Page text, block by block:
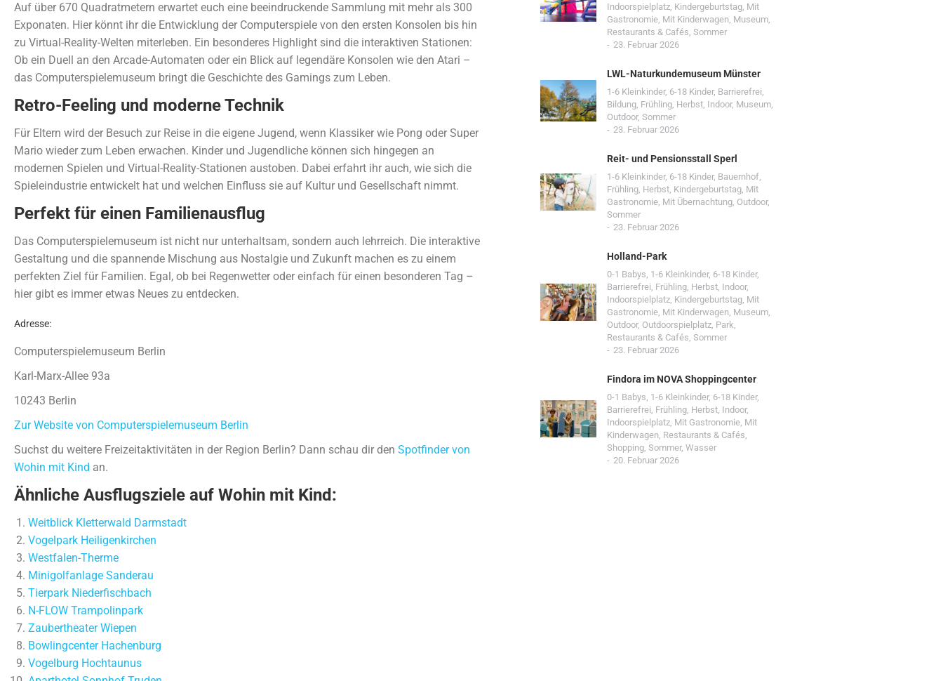
Auf über 670 Quadratmetern erwartet euch eine beeindruckende Sammlung mit mehr als 300
Exponaten. Hier könnt ihr die Entwicklung der Computerspiele von den ersten Konsolen bis hin
zu Virtual-Reality-Welten miterleben. Ein besonderes Highlight sind die interaktiven Stationen:
Ob ein Duell an den Arcade-Automaten oder ein Blick auf legendäre Konsolen wie den Atari –
das Computerspielemuseum bringt die Geschichte des Gamings zum Leben.
Retro-Feeling und moderne Technik
Für Eltern wird der Besuch zur Reise in die eigene Jugend, wenn Klassiker wie Pong oder Super
Mario wieder zum Leben erwachen. Kinder und Jugendliche können sich hingegen an
modernen Spielen und Virtual-Reality-Stationen austoben. Dabei erfahrt ihr auch, wie sich die
Spieleindustrie entwickelt hat und welchen Einfluss sie auf Kultur und Gesellschaft nimmt.
Perfekt für einen Familienausflug
Das Computerspielemuseum ist nicht nur unterhaltsam, sondern auch lehrreich. Die interaktive
Gestaltung und die spannende Mischung aus Nostalgie und Zukunft machen es zu einem
perfekten Ziel für Familien. Egal, ob bei Regenwetter oder einfach für einen besonderen Tag –
hier gibt es immer etwas Neues zu entdecken.
Adresse:
Computerspielemuseum Berlin
Karl-Marx-Allee 93a
10243 Berlin
Zur Website von Computerspielemuseum Berlin
Suchst du weitere Freizeitaktivitäten in der Region Berlin? Dann schau dir den Spotfinder von
Wohin mit Kind an.
Ähnliche Ausflugsziele auf Wohin mit Kind:
Weitblick Kletterwald Darmstadt
Vogelpark Heiligenkirchen
Westfalen-Therme
Minigolfanlage Sanderau
Tierpark Niederfischbach
N-FLOW Trampolinpark
Zaubertheater Wiepen
Bowlingcenter Hachenburg
Vogelburg Hochtaunus
Indoorspielplatz, Kindergeburtstag, Mit
Gastronomie, Mit Kinderwagen, Museum,
Restaurants & Cafés, Sommer
23. Februar 2026
LWL-Naturkundemuseum Münster
1-6 Kleinkinder, 6-18 Kinder, Barrierefrei,
Bildung, Frühling, Herbst, Indoor, Museum,
Outdoor, Sommer
23. Februar 2026
Reit- und Pensionsstall Sperl
1-6 Kleinkinder, 6-18 Kinder, Bauernhof,
Frühling, Herbst, Kindergeburtstag, Mit
Gastronomie, Mit Übernachtung, Outdoor,
Sommer
23. Februar 2026
Holland-Park
0-1 Babys, 1-6 Kleinkinder, 6-18 Kinder,
Barrierefrei, Frühling, Herbst, Indoor,
Indoorspielplatz, Kindergeburtstag, Mit
Gastronomie, Mit Kinderwagen, Museum,
Outdoor, Outdoorspielplatz, Park,
Restaurants & Cafés, Sommer
23. Februar 2026
Findora im NOVA Shoppingcenter
0-1 Babys, 1-6 Kleinkinder, 6-18 Kinder,
Barrierefrei, Frühling, Herbst, Indoor,
Indoorspielplatz, Mit Gastronomie, Mit
Kinderwagen, Restaurants & Cafés,
Shopping, Sommer, Wasser
20. Februar 2026